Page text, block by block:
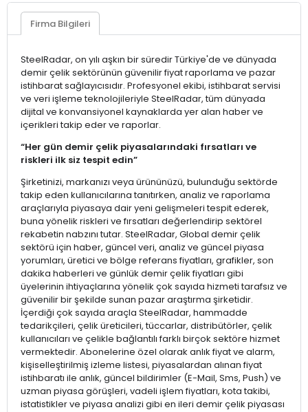
Firma Bilgileri
SteelRadar, on yılı aşkın bir süredir Türkiye'de ve dünyada
demir çelik sektörünün güvenilir fiyat raporlama ve pazar
istihbarat sağlayıcısıdır. Profesyonel ekibi, istihbarat servisi
ve veri işleme teknolojileriyle SteelRadar, tüm dünyada
dijital ve konvansiyonel kaynaklarda yer alan haber ve
içerikleri takip eder ve raporlar.
“Her gün demir çelik piyasalarındaki fırsatları ve
riskleri ilk siz tespit edin”
Şirketinizi, markanızı veya ürününüzü, bulunduğu sektörde
takip eden kullanıcılarına tanıtırken, analiz ve raporlama
araçlarıyla piyasaya dair yeni gelişmeleri tespit ederek,
buna yönelik riskleri ve fırsatları değerlendirip sektörel
rekabetin nabzını tutar. SteelRadar, Global demir çelik
sektörü için haber, güncel veri, analiz ve güncel piyasa
yorumları, üretici ve bölge referans fiyatları, grafikler, son
dakika haberleri ve günlük demir çelik fiyatları gibi
üyelerinin ihtiyaçlarına yönelik çok sayıda hizmeti tarafsız ve
güvenilir bir şekilde sunan pazar araştırma şirketidir.
İçerdiği çok sayıda araçla SteelRadar, hammadde
tedarikçileri, çelik üreticileri, tüccarlar, distribütörler, çelik
kullanıcıları ve çelikle bağlantılı farklı birçok sektöre hizmet
vermektedir. Abonelerine özel olarak anlık fiyat ve alarm,
kişiselleştirilmiş izleme listesi, piyasalardan alınan fiyat
istihbaratı ile anlık, güncel bildirimler (E-Mail, Sms, Push) ve
uzman piyasa görüşleri, vadeli işlem fiyatları, kota takibi,
istatistikler ve piyasa analizi gibi en ileri demir çelik piyasası